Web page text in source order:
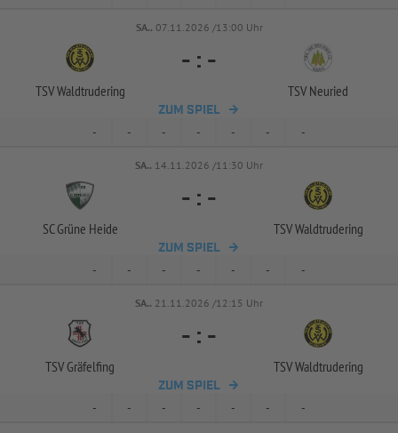
SA.. 07.11.2026 /13:00 Uhr
TSV Waldtrudering
- : -
TSV Neuried
ZUM SPIEL
- - - - - - -
SA.. 14.11.2026 /11:30 Uhr
SC Grüne Heide
- : -
TSV Waldtrudering
ZUM SPIEL
- - - - - - -
SA.. 21.11.2026 /12:15 Uhr
TSV Gräfelfing
- : -
TSV Waldtrudering
ZUM SPIEL
- - - - - - -